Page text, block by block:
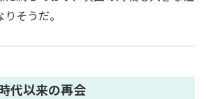
そうだ。
代以来の再会